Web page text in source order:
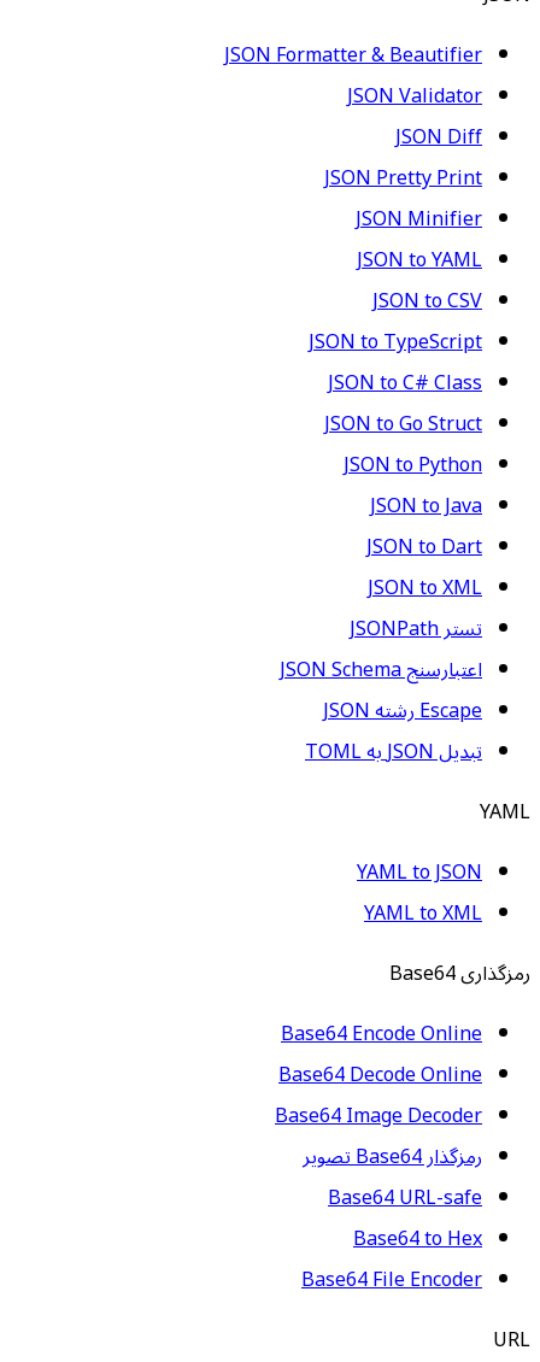
JSON Formatter & Beautifier
JSON Validator
JSON Diff
JSON Pretty Print
JSON Minifier
JSON to YAML
JSON to CSV
JSON to TypeScript
JSON to C# Class
JSON to Go Struct
JSON to Python
JSON to Java
JSON to Dart
JSON to XML
تستر JSONPath
اعتبارسنج JSON Schema
Escape رشته JSON
تبدیل JSON به TOML
YAML
YAML to JSON
YAML to XML
رمزگذاری Base64
Base64 Encode Online
Base64 Decode Online
Base64 Image Decoder
رمزگذار Base64 تصویر
Base64 URL-safe
Base64 to Hex
Base64 File Encoder
URL